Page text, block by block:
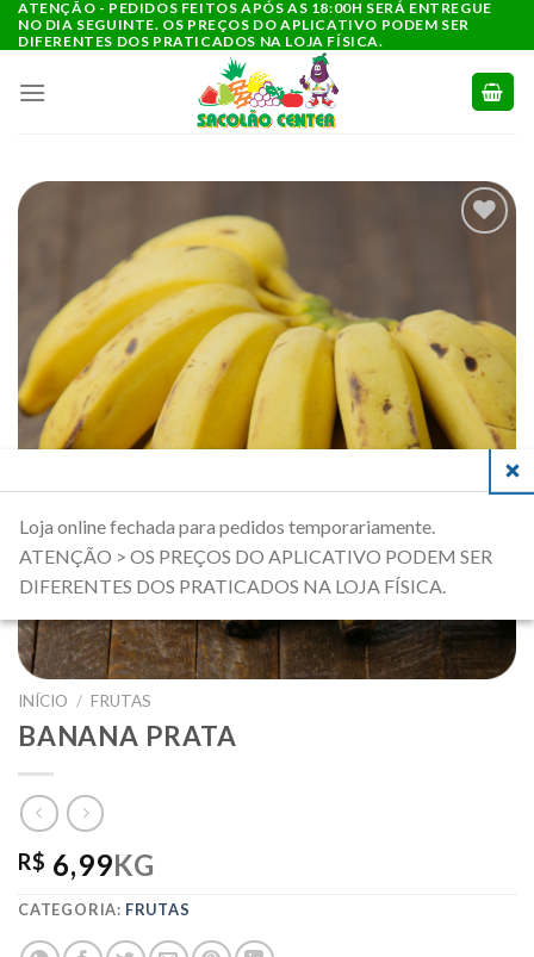
para
conteúdo
ATENÇÃO - PEDIDOS FEITOS APÓS AS 18:00H SERÁ ENTREGUE
NO DIA SEGUINTE. OS PREÇOS DO APLICATIVO PODEM SER
DIFERENTES DOS PRATICADOS NA LOJA FÍSICA.
A LISTA DE
COMPRAS
INÍCIO / FRUTAS
BANANA PRATA
R$ 6,99KG
CATEGORIA: FRUTAS
Loja online fechada para pedidos temporariamente.
ATENÇÃO > OS PREÇOS DO APLICATIVO PODEM SER
DIFERENTES DOS PRATICADOS NA LOJA FÍSICA.